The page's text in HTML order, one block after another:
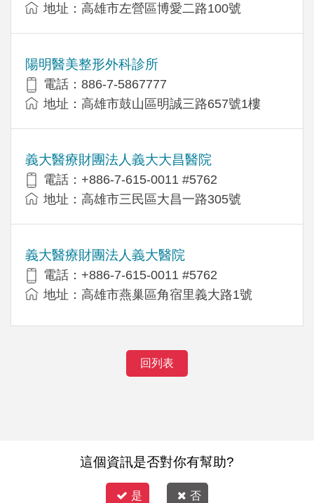
地址：高雄市左營區博愛二路100號
陽明醫美整形外科診所
電話：886-7-5867777
地址：高雄市鼓山區明誠三路657號1樓
義大醫療財團法人義大大昌醫院
電話：+886-7-615-0011 #5762
地址：高雄市三民區大昌一路305號
義大醫療財團法人義大醫院
電話：+886-7-615-0011 #5762
地址：高雄市燕巢區角宿里義大路1號
回列表
這個資訊是否對你有幫助?
是 否